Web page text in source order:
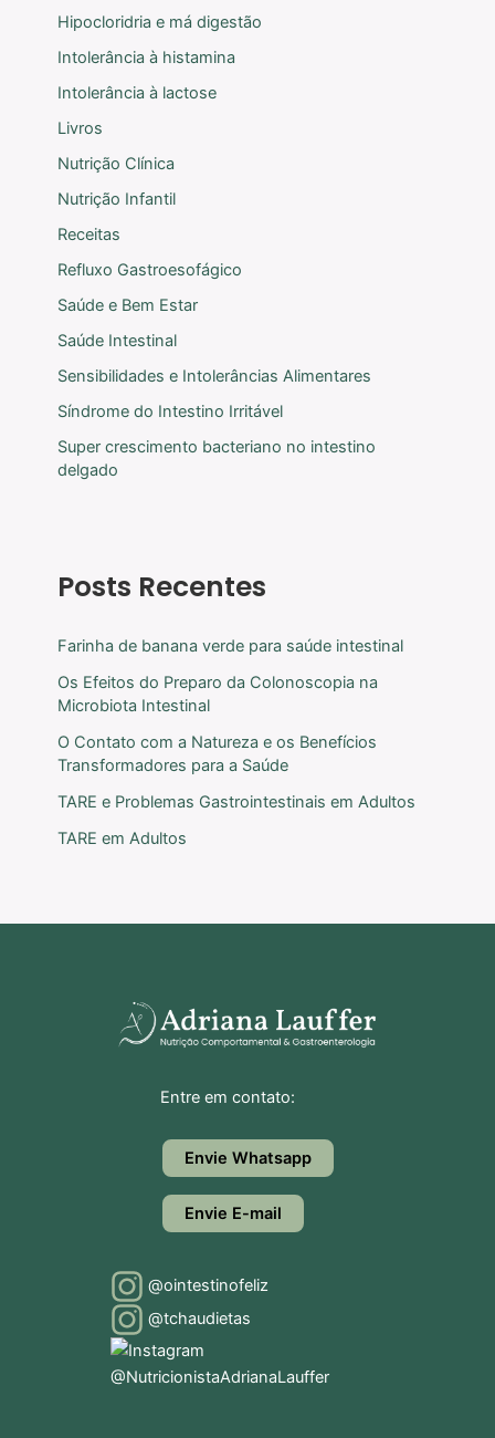
Hipocloridria e má digestão
Intolerância à histamina
Intolerância à lactose
Livros
Nutrição Clínica
Nutrição Infantil
Receitas
Refluxo Gastroesofágico
Saúde e Bem Estar
Saúde Intestinal
Sensibilidades e Intolerâncias Alimentares
Síndrome do Intestino Irritável
Super crescimento bacteriano no intestino
delgado
Posts Recentes
Farinha de banana verde para saúde intestinal
Os Efeitos do Preparo da Colonoscopia na
Microbiota Intestinal
O Contato com a Natureza e os Benefícios
Transformadores para a Saúde
TARE e Problemas Gastrointestinais em Adultos
TARE em Adultos
Entre em contato:
Envie Whatsapp
Envie E-mail
@ointestinofeliz
@tchaudietas
@NutricionistaAdrianaLauffer